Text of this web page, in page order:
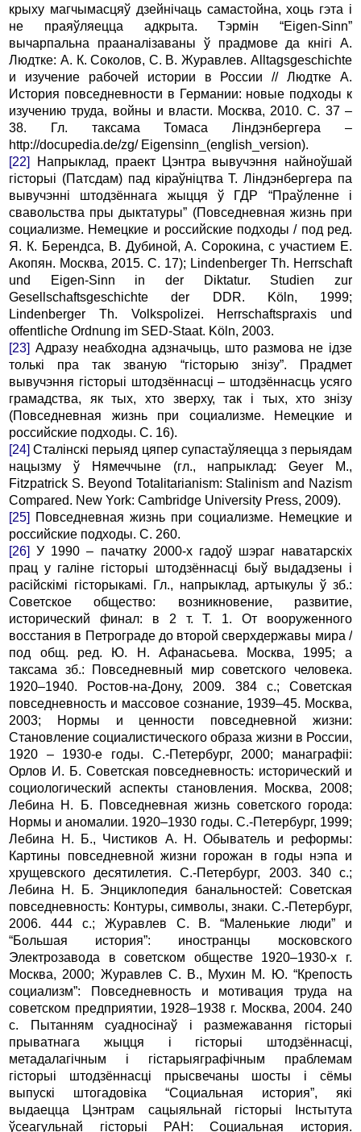
крыху магчымасцяў дзейнічаць самастойна, хоць гэта і
не праяўляецца адкрыта. Тэрмін “Eigen-Sinn”
вычарпальна прааналізаваны ў прадмове да кнігі А.
Людтке: А. К. Соколов, С. В. Журавлев. Alltagsgeschichte
и изучение рабочей истории в России // Людтке А.
История повседневности в Германии: новые подходы к
изучению труда, войны и власти. Москва, 2010. С. 37 –
38. Гл. таксама Томаса Ліндэнбергера –
http://docupedia.de/zg/ Eigensinn_(english_version).
[22]
Напрыклад, праект Цэнтра вывучэння найноўшай
гісторыі (Патсдам) пад кіраўніцтва Т. Ліндэнбергера па
вывучэнні штодзённага жыцця ў ГДР “Праўленне і
свавольства пры дыктатуры” (Повседневная жизнь при
социализме. Немецкие и российские подходы / под ред.
Я. К. Берендса, В. Дубиной, А. Сорокина, с участием Е.
Акопян. Москва, 2015. С. 17); Lindenberger Th. Herrschaft
und Eigen-Sinn in der Diktatur. Studien zur
Gesellschaftsgeschichte der DDR. Köln, 1999;
Lindenberger Th. Volkspolizei. Herrschaftspraxis und
offentliche Ordnung im SED-Staat. Köln, 2003.
[23] Адразу неабходна адзначыць, што размова не ідзе
толькі пра так званую “гісторыю знізу”. Прадмет
вывучэння гісторыі штодзённасці – штодзённасць усяго
грамадства, як тых, хто зверху, так і тых, хто знізу
(Повседневная жизнь при социализме. Немецкие и
российские подходы. С. 16).
[24] Сталінскі перыяд цяпер супастаўляецца з перыядам
нацызму ў Нямеччыне (гл., напрыклад: Geyer M.,
Fitzpatrick S. Beyond Totalitarianism: Stalinism and Nazism
Compared. New York: Cambridge University Press, 2009).
[25]
Повседневная жизнь при социализме. Немецкие и
российские подходы. C. 260.
[26] У 1990 – пачатку 2000-х гадоў шэраг наватарскіх
прац у галіне гісторыі штодзённасці быў выдадзены і
расійскімі гісторыкамі. Гл., напрыклад, артыкулы ў зб.:
Советское общество: возникновение, развитие,
исторический финал: в 2 т. Т. 1. От вооруженного
восстания в Петрограде до второй сверхдержавы мира /
под общ. ред. Ю. Н. Афанасьева. Москва, 1995; а
таксама зб.: Повседневный мир советского человека.
1920–1940. Ростов-на-Дону, 2009. 384 с.; Советская
повседневность и массовое сознание, 1939–45. Москва,
2003; Нормы и ценности повседневной жизни:
Становление социалистического образа жизни в России,
1920 – 1930-е годы. С.-Петербург, 2000; манаграфіі:
Орлов И. Б. Советская повседневность: исторический и
социологический аспекты становления. Москва, 2008;
Лебина Н. Б. Повседневная жизнь советского города:
Нормы и аномалии. 1920–1930 годы. С.-Петербург, 1999;
Лебина Н. Б., Чистиков А. Н. Обыватель и реформы:
Картины повседневной жизни горожан в годы нэпа и
хрущевского десятилетия. С.-Петербург, 2003. 340 с.;
Лебина Н. Б. Энциклопедия банальностей: Советская
повседневность: Контуры, символы, знаки. С.-Петербург,
2006. 444 с.; Журавлев С. В. “Маленькие люди” и
“Большая история”: иностранцы московского
Электрозавода в советском обществе 1920–1930-х г.
Москва, 2000; Журавлев С. В., Мухин М. Ю. “Крепость
социализм”: Повседневность и мотивация труда на
советском предприятии, 1928–1938 г. Москва, 2004. 240
с. Пытанням суадносінаў і размежавання гісторыі
прыватнага жыцця і гісторыі штодзённасці,
метадалагічным і гістарыяграфічным праблемам
гісторыі штодзённасці прысвечаны шосты і сёмы
выпускі штогадовіка “Социальная история”, які
выдаецца Цэнтрам сацыяльнай гісторыі Інстытута
ўсеагульнай гісторыі РАН: Социальная история.